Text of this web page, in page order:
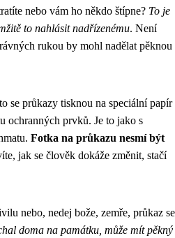
nebo vám ho někdo štípne? To je
to nahlásit nadřízenému. Není
rukou by mohl nadělat pěknou
se průkazy tisknou na speciální papír
ochranných prvků. Je to jako s
Fotka na průkazu nesmí být
jak se člověk dokáže změnit, stačí
nebo, nedej bože, zemře, průkaz se
doma na památku, může mít pěkný